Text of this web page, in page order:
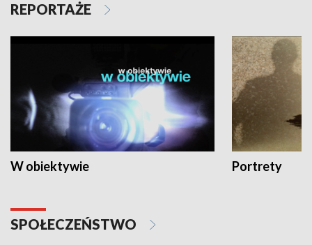
REPORTAŻE
W obiektywie Portrety
SPOŁECZEŃSTWO